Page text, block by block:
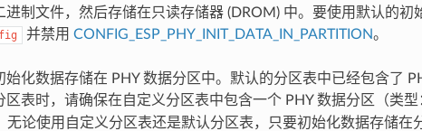
进制文件，然后存储在只读存储器 (DROM) 中。要使用默认的初
并禁用 CONFIG_ESP_PHY_INIT_DATA_IN_PARTITION。
始化数据存储在 PHY 数据分区中。默认的分区表中已经包含了
区表时，请确保在自定义分区表中包含一个 PHY 数据分区（类型
无论使用自定义分区表还是默认分区表，只要初始化数据存储在